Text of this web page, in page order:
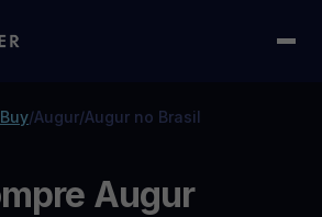
Buy/Augur/Augur no Brasil
Augur